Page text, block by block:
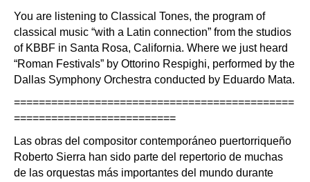
You are listening to Classical Tones, the program of
classical music “with a Latin connection” from the studios
of KBBF in Santa Rosa, California. Where we just heard
“Roman Festivals” by Ottorino Respighi, performed by the
Dallas Symphony Orchestra conducted by Eduardo Mata.
=============================================
==========================
Las obras del compositor contemporáneo puertorriqueño
Roberto Sierra han sido parte del repertorio de muchas
de las orquestas más importantes del mundo durante